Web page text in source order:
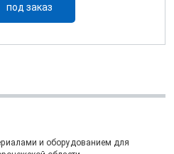
под заказ
и оборудованием для